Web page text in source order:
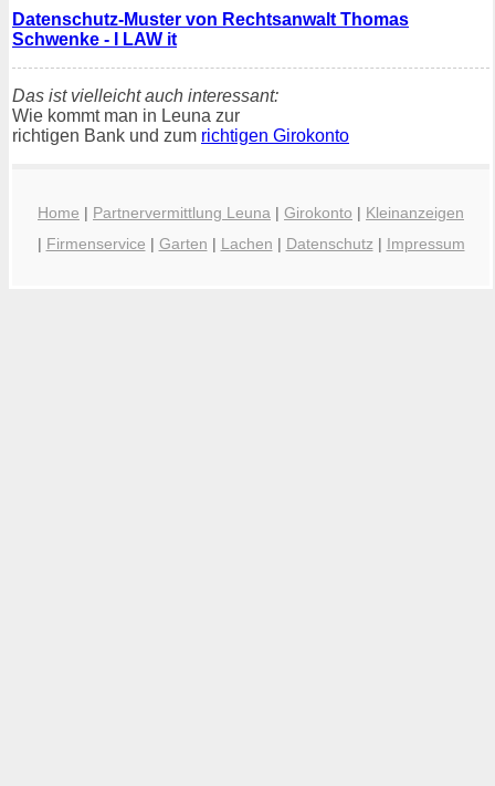
Datenschutz-Muster von Rechtsanwalt Thomas
Schwenke - I LAW it
Das ist vielleicht auch interessant:
Wie kommt man in Leuna zur
richtigen Bank und zum richtigen Girokonto
Home | Partnervermittlung Leuna | Girokonto | Kleinanzeigen
| Firmenservice | Garten | Lachen | Datenschutz | Impressum